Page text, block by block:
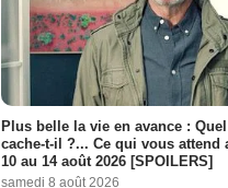
Plus belle la vie en avance :
cache-t-il ?... Ce qui vous attend
10 au 14 août 2026 [SPOILERS]
samedi 8 août 2026